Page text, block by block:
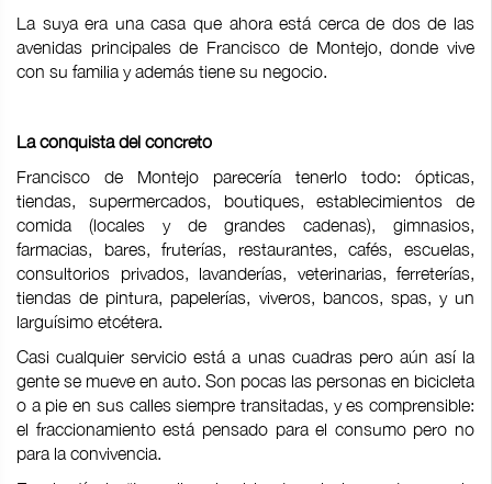
La suya era una casa que ahora está cerca de dos de las
avenidas principales de Francisco de Montejo, donde vive
con su familia y además tiene su negocio.
La conquista del concreto
Francisco de Montejo parecería tenerlo todo: ópticas,
tiendas, supermercados, boutiques, establecimientos de
comida (locales y de grandes cadenas), gimnasios,
farmacias, bares, fruterías, restaurantes, cafés, escuelas,
consultorios privados, lavanderías, veterinarias, ferreterías,
tiendas de pintura, papelerías, viveros, bancos, spas, y un
larguísimo etcétera.
Casi cualquier servicio está a unas cuadras pero aún así la
gente se mueve en auto. Son pocas las personas en bicicleta
o a pie en sus calles siempre transitadas, y es comprensible:
el fraccionamiento está pensado para el consumo pero no
para la convivencia.